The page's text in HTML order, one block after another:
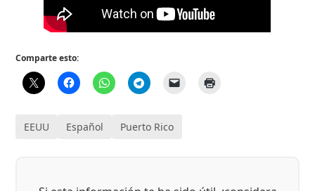
Comparte esto:
EEUU Español Puerto Rico